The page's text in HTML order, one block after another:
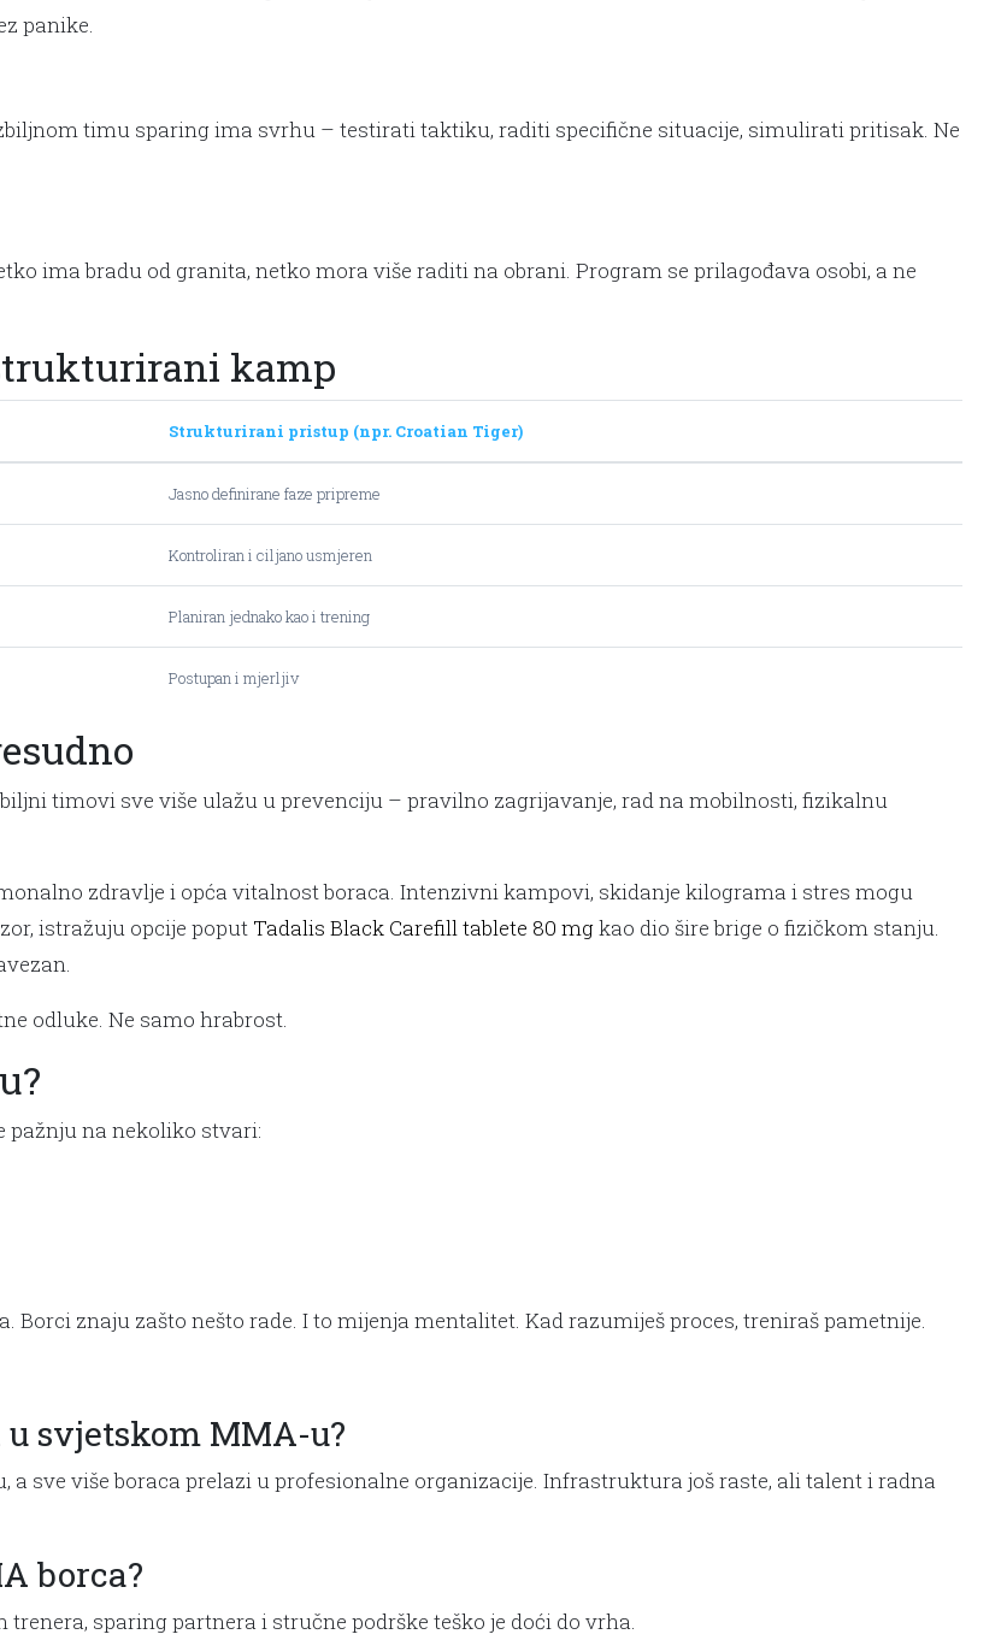
panike.
timu sparing ima svrhu – testirati taktiku, raditi specifične situacije, simulirati pritisak. Ne
ima bradu od granita, netko mora više raditi na obrani. Program se prilagođava osobi, a ne
kamp
Strukturirani pristup (npr. Croatian Tiger)
Jasno definirane faze pripreme
Kontroliran i ciljano usmjeren
Planiran jednako kao i trening
Postupan i mjerljiv
timovi sve više ulažu u prevenciju – pravilno zagrijavanje, rad na mobilnosti, fizikalnu
zdravlje i opća vitalnost boraca. Intenzivni kampovi, skidanje kilograma i stres mogu
istražuju opcije poput Tadalis Black Carefill tablete 80 mgkao dio šire brige o fizičkom stanju.
odluke. Ne samo hrabrost.
pažnju na nekoliko stvari:
znaju zašto nešto rade. I to mijenja mentalitet. Kad razumiješ proces, treniraš pametnije.
svjetskom MMA-u?
sve više boraca prelazi u profesionalne organizacije. Infrastruktura još raste, ali talent i radna
borca?
sparing partnera i stručne podrške teško je doći do vrha.